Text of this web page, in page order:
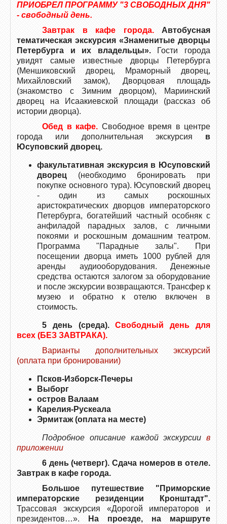
ПРИОБРЕЛ ПРОГРАММУ "3 СВОБОДНЫХ ДНЯ"
- свободный день.
Завтрак в кафе города.Автобусная
тематическая экскурсия «Знаменитые дворцы
Петербурга и их владельцы». Гости города
увидят самые известные дворцы Петербурга
(Меншиковский дворец, Мраморный дворец,
Михайловский замок), Дворцовая площадь
(знакомство с Зимним дворцом), Мариинский
дворец на Исаакиевской площади (рассказ об
истории дворца).
Обед в кафе. Свободное время в центре
города или дополнительная экскурсия в
Юсуповский дворец.
факультативная экскурсия в Юсуповский
дворец (необходимо бронировать при
покупке основного тура). Юсуповский дворец
- один из самых роскошных
аристократических дворцов императорского
Петербурга, богатейший частный особняк с
анфиладой парадных залов, с личными
покоями и роскошным домашним театром.
Программа "Парадные залы". При
посещении дворца иметь 1000 рублей для
аренды аудиооборудования. Денежные
средства остаются залогом за оборудование
и после экскурсии возвращаются. Трансфер к
музею и обратно к отелю включен в
стоимость.
5 день (среда).
Свободный день для
всех (БЕЗ ЗАВТРАКА).
Варианты дополнительных экскурсий
(оплата при бронировании)
Псков-Изборск-Печеры
Выборг
остров Валаам
Карелия-Рускеала
Эрмитаж (оплата на месте)
Подробное описание каждой экскурсии в
приложении
6 день (четверг). Сдача номеров в отеле.
Завтрак в кафе города.
Большое путешествие "Приморские
императорские резиденции Кронштадт".
Трассовая экскурсия «Дорогой императоров и
президентов…».
На проезде, на маршруте